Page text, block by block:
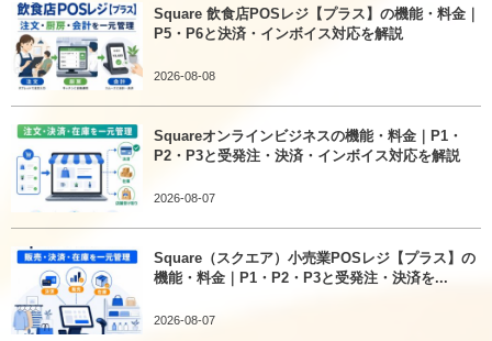
Square 飲食店POSレジ【プラス】の機能・料金｜
P5・P6と決済・インボイス対応を解説
2026-08-08
Squareオンラインビジネスの機能・料金｜P1・
P2・P3と受発注・決済・インボイス対応を解説
2026-08-07
Square（スクエア）小売業POSレジ【プラス】の
機能・料金｜P1・P2・P3と受発注・決済を...
2026-08-07